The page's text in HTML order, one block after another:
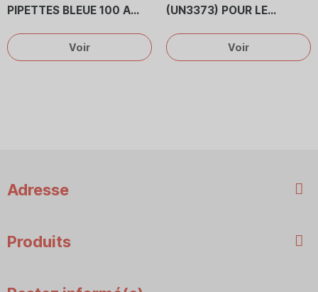
PIPETTES BLEUE 100 A
- GILSON - BRAND -
SOCOREX -
Voir
(UN3373) POUR LE
TEMPÉRATURE DIRIGÉE
AVEC EMBALLAGES
Voir
Adresse
Produits